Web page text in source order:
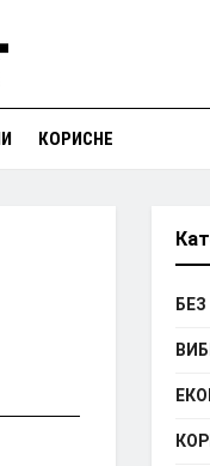
КОРИСНЕ